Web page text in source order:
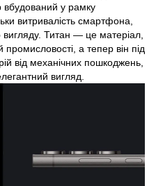
вбудований у рамку
витривалість смартфона,
Титан — це матеріал,
промисловості, а тепер він під
від механічних пошкоджень,
вигляд.